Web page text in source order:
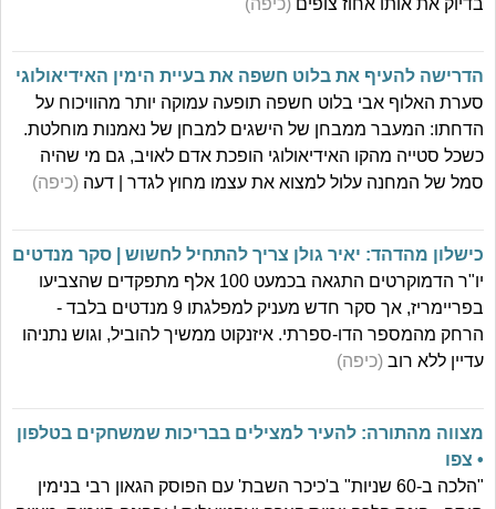
בדיוק את אותו אחוז צופים (כיפה)
הדרישה להעיף את בלוט חשפה את בעיית הימין האידיאולוגי
סערת האלוף אבי בלוט חשפה תופעה עמוקה יותר מהוויכוח על
הדחתו: המעבר ממבחן של הישגים למבחן של נאמנות מוחלטת.
כשכל סטייה מהקו האידיאולוגי הופכת אדם לאויב, גם מי שהיה
סמל של המחנה עלול למצוא את עצמו מחוץ לגדר | דעה (כיפה)
כישלון מהדהד: יאיר גולן צריך להתחיל לחשוש | סקר מנדטים
יו"ר הדמוקרטים התגאה בכמעט 100 אלף מתפקדים שהצביעו
בפריימריז, אך סקר חדש מעניק למפלגתו 9 מנדטים בלבד -
הרחק מהמספר הדו-ספרתי. איזנקוט ממשיך להוביל, וגוש נתניהו
עדיין ללא רוב (כיפה)
מצווה מהתורה: להעיר למצילים בבריכות שמשחקים בטלפון
• צפו
"הלכה ב-60 שניות" ב'כיכר השבת' עם הפוסק הגאון רבי בנימין